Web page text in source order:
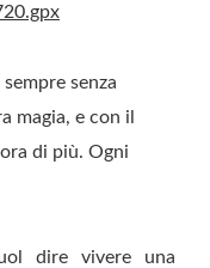
senza
magia, e con il
di più. Ogni
dire vivere una